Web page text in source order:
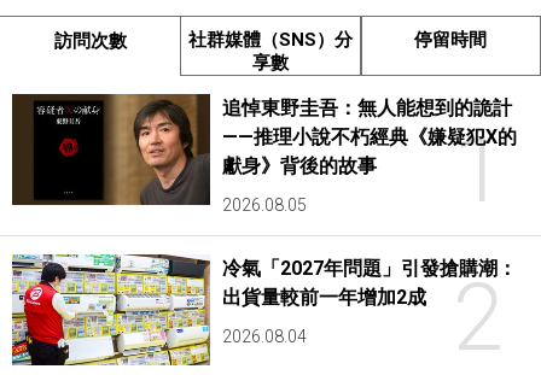
訪問次數
社群媒體（SNS）分
享數
停留時間
1
追悼東野圭吾：無人能想到的詭計
——推理小說不朽經典《嫌疑犯X的
獻身》背後的故事
2026.08.05
2
冷氣「2027年問題」引發搶購潮：
出貨量較前一年增加2成
2026.08.04